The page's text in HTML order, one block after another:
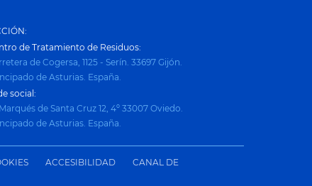
de Tratamiento de Residuos:
de Cogersa, 1125 - Serín. 33697 Gijón.
de Asturias. España.
social:
de Santa Cruz 12, 4º 33007 Oviedo.
de Asturias. España.
ACCESIBILIDAD
CANAL DE